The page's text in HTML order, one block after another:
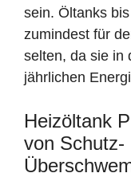
sein. Öltanks
zumindest für
selten, da sie in
jährlichen
Heizöltank
von Schutz-